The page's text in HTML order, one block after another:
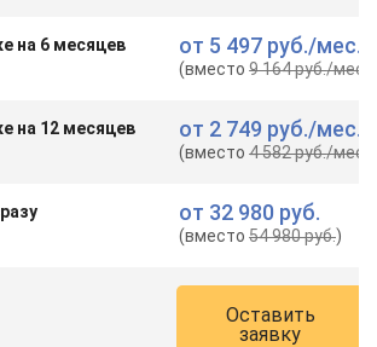
на 6 месяцев от 5 497 руб./мес.
(вместо9 164 руб./мес.
на 12 месяцев от 2 749 руб./мес.
(вместо4 582 руб./мес.
от 32 980 руб.
(вместо54 980 руб.)
Оставить
заявку